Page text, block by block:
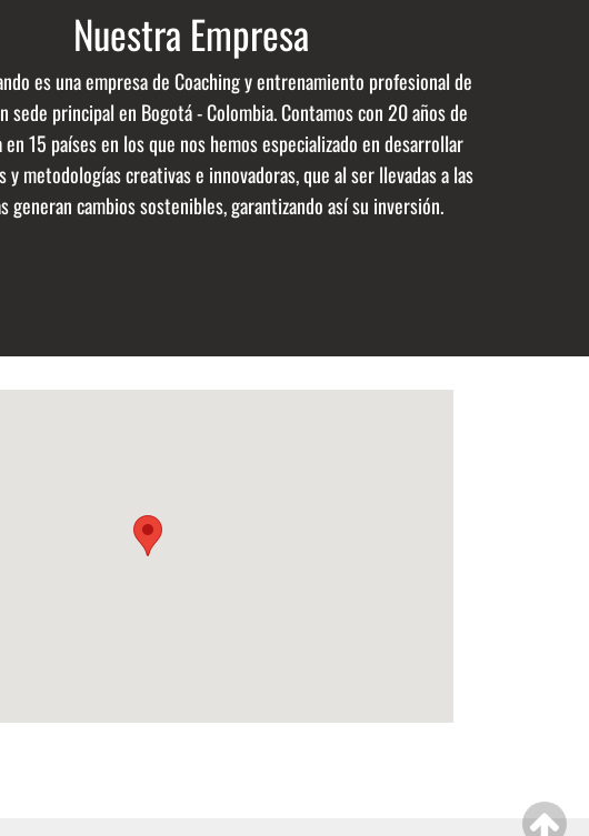
Nuestra Empresa
es una empresa de Coaching y entrenamiento profesional de
sede principal en Bogotá - Colombia. Contamos con 20 años de
15 países en los que nos hemos especializado en desarrollar
y metodologías creativas e innovadoras, que al ser llevadas a las
generan cambios sostenibles, garantizando así su inversión.